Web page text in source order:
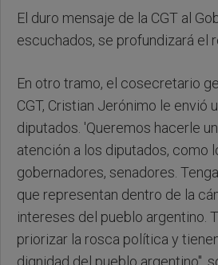
El duro mensaje de la CGT al
escuchados, se profundizará el
En otro tramo, el cosecretario
CGT, Cristian Jerónimo le envió
diputados. 'Queremos hacerle
atención a los diputados, como
gobernadores, senadores.
que representan dentro de la
intereses del pueblo argentino.
priorizar la rosca política y
dignidad del pueblo argentino",